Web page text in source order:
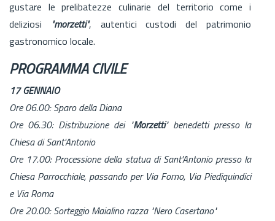
gustare le prelibatezze culinarie del territorio come i
deliziosi
"morzetti", autentici custodi del patrimonio
gastronomico locale.
PROGRAMMA CIVILE
17 GENNAIO
Ore 06.00: Sparo della Diana
Ore 06.30: Distribuzione dei "Morzetti" benedetti presso la
Chiesa di Sant'Antonio
Ore 17.00: Processione della statua di Sant'Antonio presso la
Chiesa Parrocchiale, passando per Via Forno, Via Piediquindici
e Via Roma
Ore 20.00: Sorteggio Maialino razza "Nero Casertano"